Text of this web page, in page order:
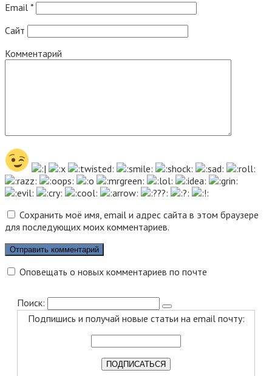
Email *
Сайт
Комментарий
Сохранить моё имя, email и адрес сайта в этом браузере
для последующих моих комментариев.
Оповещать о новых комментариев по почте
Поиск:
Подпишись и получай новые статьи на email почту: